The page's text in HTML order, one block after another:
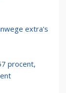
extra's
procent,